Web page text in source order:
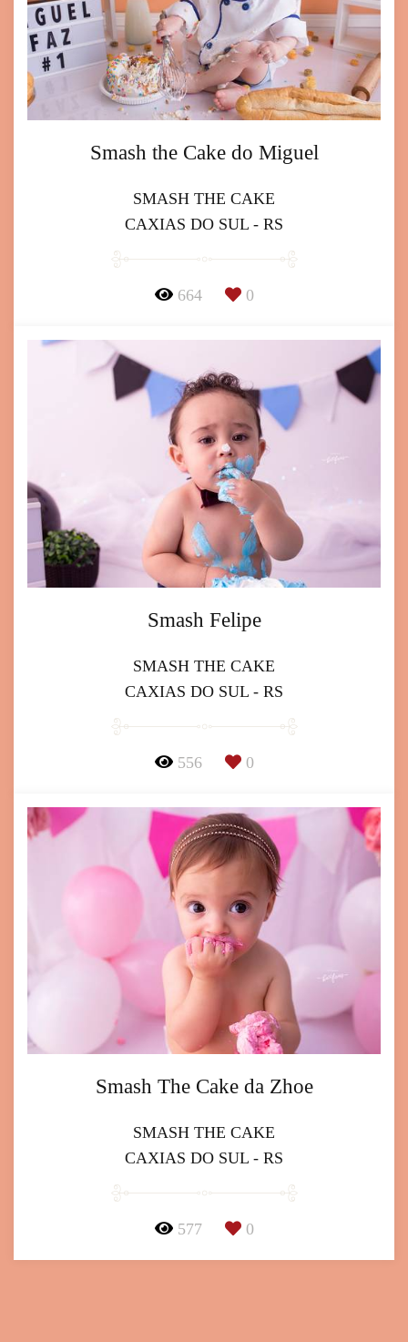
Smash the Cake do Miguel
SMASH THE CAKE
CAXIAS DO SUL - RS
664 0
Smash Felipe
SMASH THE CAKE
CAXIAS DO SUL - RS
556 0
Smash The Cake da Zhoe
SMASH THE CAKE
CAXIAS DO SUL - RS
577 0